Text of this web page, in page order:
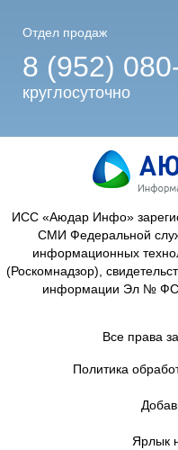
Отдел продаж
8 (952)
круглосуточно
ИСС «Аюдар Инфо»
СМИ Федеральной
информационных
(Роскомнадзор),
информации Эл №
Все права
Политика
Ярлык